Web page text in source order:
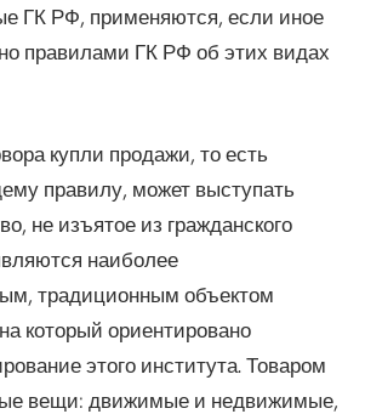
ГК РФ, применяются, если иное
правилами ГК РФ об этих видах
купли продажи, то есть
правилу, может выступать
не изъятое из гражданского
наиболее
традиционным объектом
который ориентировано
этого института. Товаром
вещи: движимые и недвижимые,